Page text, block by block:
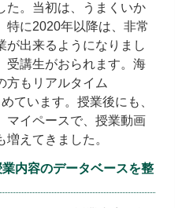
た。当初は、うまくいか
特に2020年以降は、非常
が出来るようになりまし
受講生がおられます。海
方もリアルタイム
ています。授業後にも、
マイペースで、授業動画
えてきました。
内容のデータベースを整